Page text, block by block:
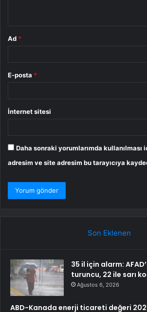
Ad *
E-posta *
İnternet sitesi
Daha sonraki yorumlarımda kullanılması
adresim ve site adresim bu tarayıcıya
Son Eklenen
35 il için alarm:
turuncu, 22 ile sarı
Ağustos 6, 2026
ABD-Kanada enerji ticareti değeri